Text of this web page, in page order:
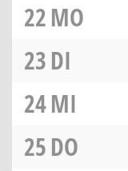
22MO
23DI
24MI
25DO